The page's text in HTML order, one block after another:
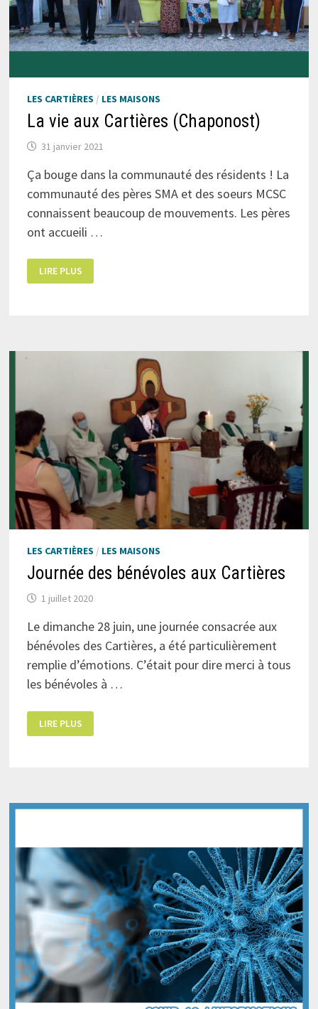
LES CARTIÈRES / LES MAISONS
La vie aux Cartières (Chaponost)
31 janvier 2021
Ça bouge dans la communauté des résidents ! La
communauté des pères SMA et des soeurs MCSC
connaissent beaucoup de mouvements. Les pères
ont accueili …
LA
VIE
AUX
LIRE PLUS
LES CARTIÈRES / LES MAISONS
Journée des bénévoles aux Cartières
1 juillet 2020
Le dimanche 28 juin, une journée consacrée aux
bénévoles des Cartières, a été particulièrement
remplie d’émotions. C’était pour dire merci à tous
les bénévoles à …
DES
BÉNÉVOLES
LIRE PLUS